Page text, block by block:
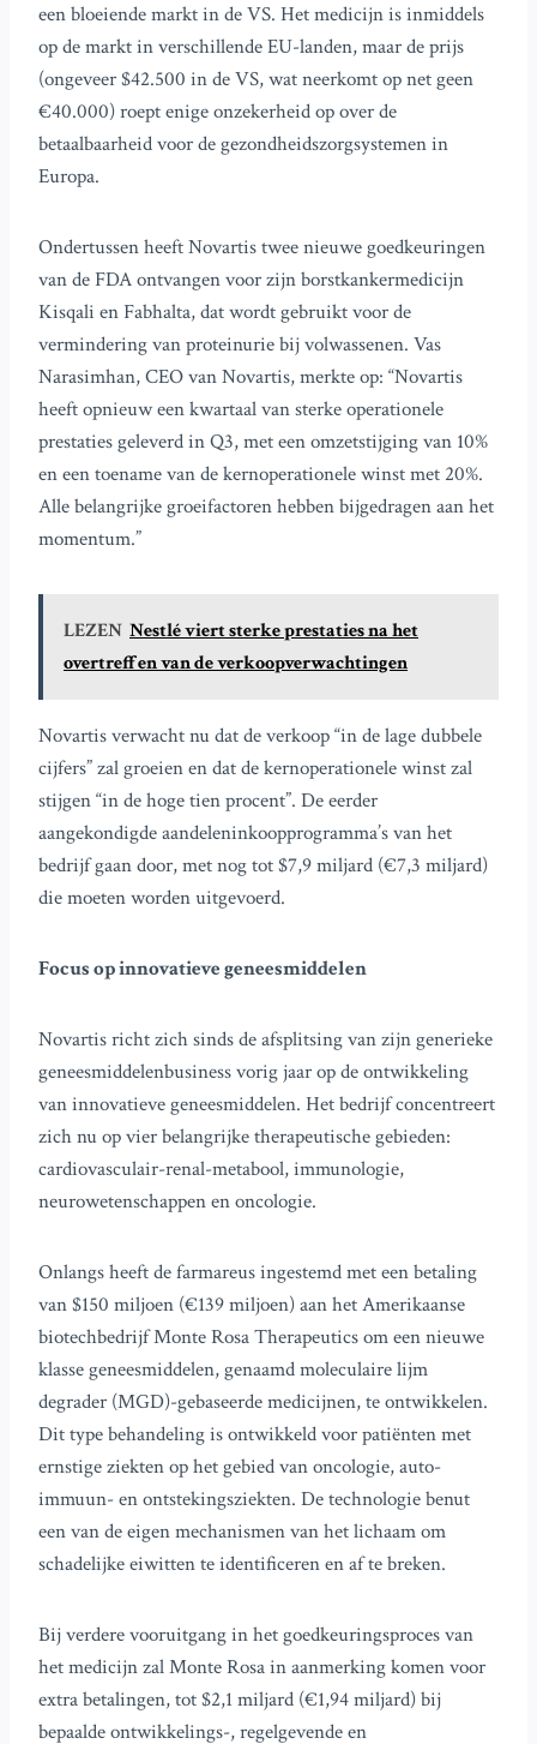
een bloeiende markt in de VS. Het medicijn is inmiddels
op de markt in verschillende EU-landen, maar de prijs
(ongeveer $42.500 in de VS, wat neerkomt op net geen
€40.000) roept enige onzekerheid op over de
betaalbaarheid voor de gezondheidszorgsystemen in
Europa.
Ondertussen heeft Novartis twee nieuwe goedkeuringen
van de FDA ontvangen voor zijn borstkankermedicijn
Kisqali en Fabhalta, dat wordt gebruikt voor de
vermindering van proteinurie bij volwassenen. Vas
Narasimhan, CEO van Novartis, merkte op: “Novartis
heeft opnieuw een kwartaal van sterke operationele
prestaties geleverd in Q3, met een omzetstijging van 10%
en een toename van de kernoperationele winst met 20%.
Alle belangrijke groeifactoren hebben bijgedragen aan het
momentum.”
LEZEN Nestlé viert sterke prestaties na het
overtreffen van de verkoopverwachtingen
Novartis verwacht nu dat de verkoop “in de lage dubbele
cijfers” zal groeien en dat de kernoperationele winst zal
stijgen “in de hoge tien procent”. De eerder
aangekondigde aandeleninkoopprogramma’s van het
bedrijf gaan door, met nog tot $7,9 miljard (€7,3 miljard)
die moeten worden uitgevoerd.
Focus op innovatieve geneesmiddelen
Novartis richt zich sinds de afsplitsing van zijn generieke
geneesmiddelenbusiness vorig jaar op de ontwikkeling
van innovatieve geneesmiddelen. Het bedrijf concentreert
zich nu op vier belangrijke therapeutische gebieden:
cardiovasculair-renal-metabool, immunologie,
neurowetenschappen en oncologie.
Onlangs heeft de farmareus ingestemd met een betaling
van $150 miljoen (€139 miljoen) aan het Amerikaanse
biotechbedrijf Monte Rosa Therapeutics om een nieuwe
klasse geneesmiddelen, genaamd moleculaire lijm
degrader (MGD)-gebaseerde medicijnen, te ontwikkelen.
Dit type behandeling is ontwikkeld voor patiënten met
ernstige ziekten op het gebied van oncologie, auto-
immuun- en ontstekingsziekten. De technologie benut
een van de eigen mechanismen van het lichaam om
schadelijke eiwitten te identificeren en af te breken.
Bij verdere vooruitgang in het goedkeuringsproces van
het medicijn zal Monte Rosa in aanmerking komen voor
extra betalingen, tot $2,1 miljard (€1,94 miljard) bij
bepaalde ontwikkelings-, regelgevende en